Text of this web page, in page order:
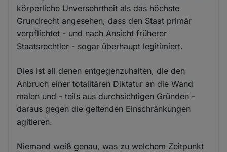
körperliche Unversehrtheit als das höchste
Grundrecht angesehen, dass den Staat primär
verpflichtet - und nach Ansicht früherer
Staatsrechtler - sogar überhaupt legitimiert.
Dies ist all denen entgegenzuhalten, die den
Anbruch einer totalitären Diktatur an die Wand
malen und - teils aus durchsichtigen Gründen -
daraus gegen die geltenden Einschränkungen
agitieren.
Niemand weiß genau, was zu welchem Zeitpunkt